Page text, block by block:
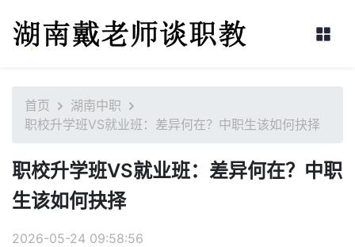
首页
湖南中职
职校升学班VS就业班：差异何在？中职生该如何抉择
职校升学班VS就业班：差异何在？中职
生该如何抉择
2026-05-24 09:58:56